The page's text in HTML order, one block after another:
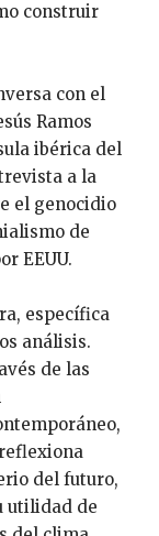
construir
con el
Ramos
ibérica del
a la
el genocidio
de
EEUU.
específica
análisis.
de las
del futuro,
utilidad de